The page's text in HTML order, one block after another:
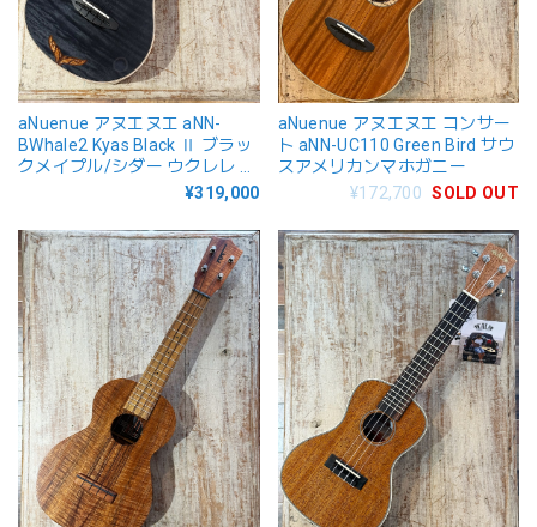
aNuenue アヌエヌエ aNN-
BWhale2 Kyas Black Ⅱ ブラッ
クメイプル/シダー ウクレレ コ
¥319,000
aNuenue アヌエヌエ コンサー
ト aNN-UC110 Green Bird サウ
スアメリカンマホガニー
¥172,700 SOLD OUT